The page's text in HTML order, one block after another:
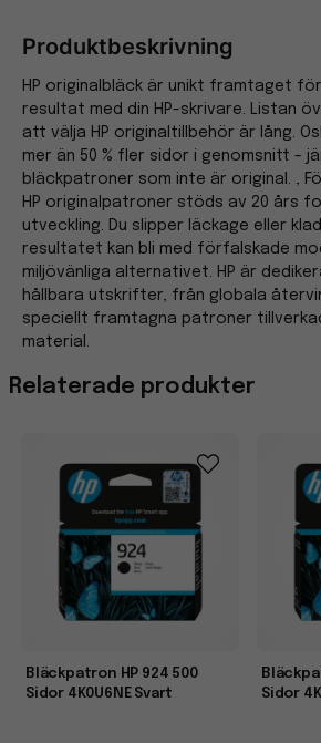
Relaterade produkter
Bläckpatron HP 924 500
Sidor 4K0U6NE Svart
Sidor
Produktbeskrivning
HP originalbläck är unikt framtaget
resultat med din HP-skrivare. Listan
att välja HP originaltillbehör är lång.
mer än 50 % fler sidor i genomsnitt -
bläckpatroner som inte är original. ,
HP originalpatroner stöds av 20 års
utveckling. Du slipper läckage eller
resultatet kan bli med förfalskade
miljövänliga alternativet. HP är
hållbara utskrifter, från globala
speciellt framtagna patroner
material.